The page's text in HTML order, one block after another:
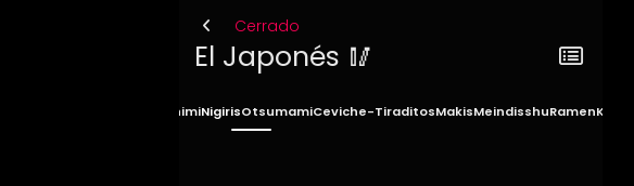
Cerrado
El Japonés 🥢
SashimiNigirisOtsumamiCeviche-TiraditosMakisMeindisshuRamen